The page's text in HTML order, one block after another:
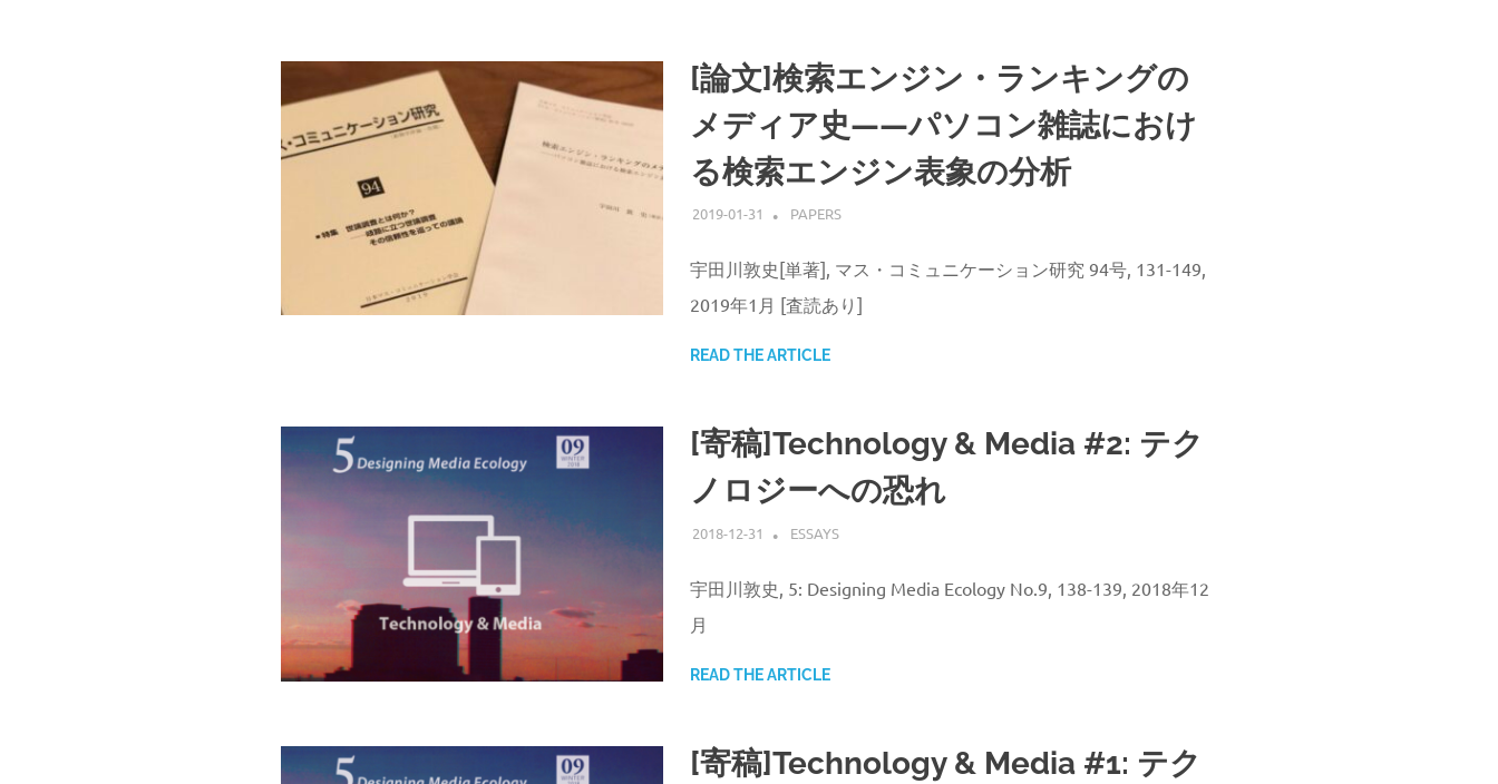
[論文]検索エンジン・ランキングの
メディア史——パソコン雑誌におけ
る検索エンジン表象の分析
2019-01-31 ATSUSHI UDAGAWA
PAPERS
宇田川敦史[単著], マス・コミュニケーション研究 94号, 131-149,
2019年1月 [査読あり]
READ THE ARTICLE
[寄稿]Technology & Media #2: テク
ノロジーへの恐れ
2018-12-31 ATSUSHI UDAGAWA
ESSAYS
宇田川敦史, 5: Designing Media Ecology No.9, 138-139, 2018年12
月
READ THE ARTICLE
[寄稿]Technology & Media #1: テク